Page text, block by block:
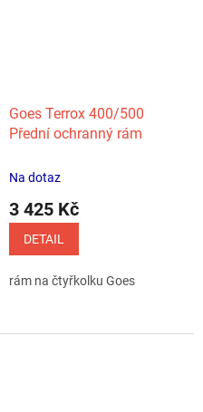
Goes Terrox 400/500
Přední ochranný rám
Na dotaz
3 425 Kč
DETAIL
rám na čtyřkolku Goes